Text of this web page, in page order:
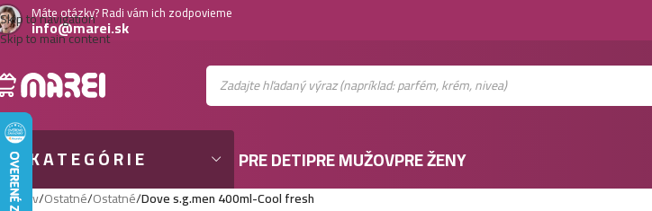
Skip to navigation
Skip to main content
Máte otázky? Radi vám ich zodpovieme
info@marei.sk
KATEGÓRIE PRE DETIPRE MUŽOVPRE ŽENY
Domov/Ostatné/Ostatné/Dove s.g.men 400ml-Cool fresh